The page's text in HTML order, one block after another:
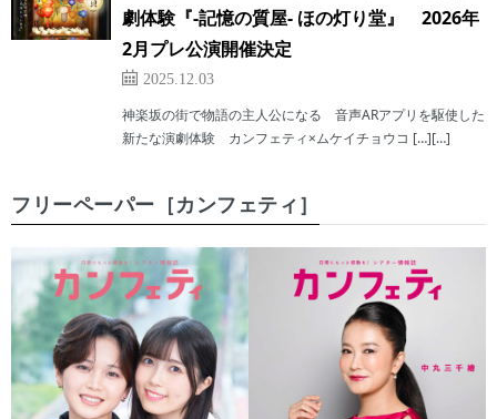
劇体験『-記憶の質屋- ほの灯り堂』 2026年
2月プレ公演開催決定
2025.12.03
神楽坂の街で物語の主人公になる 音声ARアプリを駆使した
新たな演劇体験 カンフェティ×ムケイチョウコ […][…]
フリーペーパー［カンフェティ］